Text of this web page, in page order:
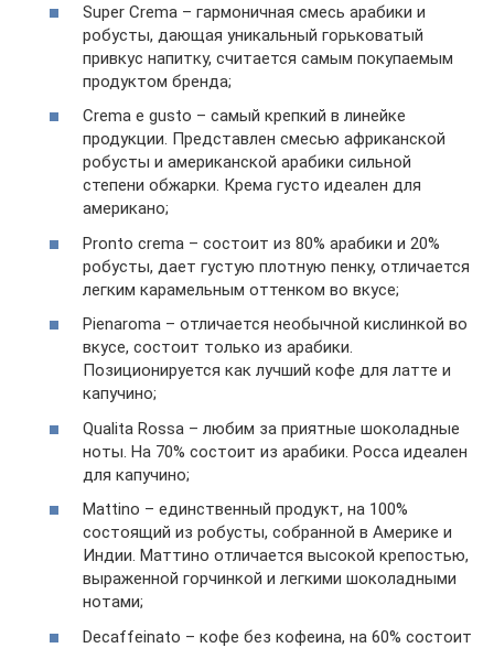
Super Crema – гармоничная смесь арабики и
робусты, дающая уникальный горьковатый
привкус напитку, считается самым покупаемым
продуктом бренда;
Crema e gusto – самый крепкий в линейке
продукции. Представлен смесью африканской
робусты и американской арабики сильной
степени обжарки. Крема густо идеален для
американо;
Pronto crema – состоит из 80% арабики и 20%
робусты, дает густую плотную пенку, отличается
легким карамельным оттенком во вкусе;
Pienaroma – отличается необычной кислинкой во
вкусе, состоит только из арабики.
Позиционируется как лучший кофе для латте и
капучино;
Qualita Rossa – любим за приятные шоколадные
ноты. На 70% состоит из арабики. Росса идеален
для капучино;
Mattino – единственный продукт, на 100%
состоящий из робусты, собранной в Америке и
Индии. Маттино отличается высокой крепостью,
выраженной горчинкой и легкими шоколадными
нотами;
Decaffeinato – кофе без кофеина, на 60% состоит